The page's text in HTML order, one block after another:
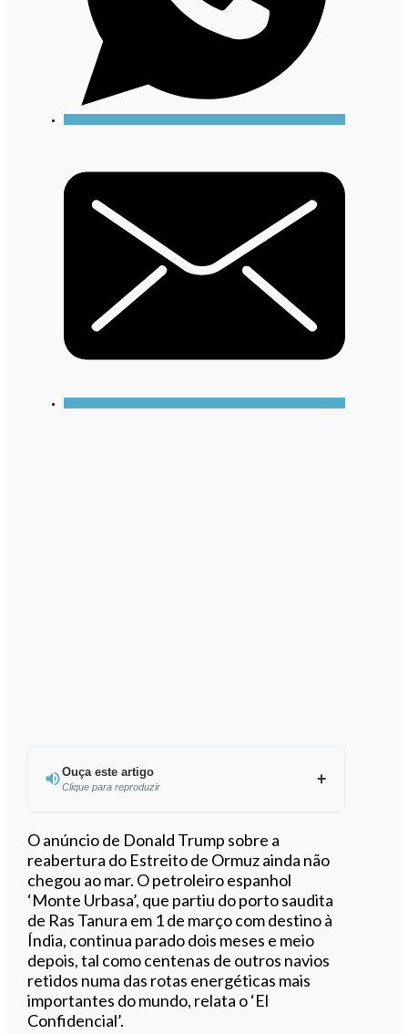
Ouça este artigo
Clique para reproduzir
Ouvir este artigo
O anúncio de Donald Trump sobre a
reabertura do Estreito de Ormuz ainda não
chegou ao mar. O petroleiro espanhol
‘Monte Urbasa’, que partiu do porto saudita
de Ras Tanura em 1 de março com destino à
Índia, continua parado dois meses e meio
depois, tal como centenas de outros navios
retidos numa das rotas energéticas mais
importantes do mundo, relata o ‘El
Confidencial’.